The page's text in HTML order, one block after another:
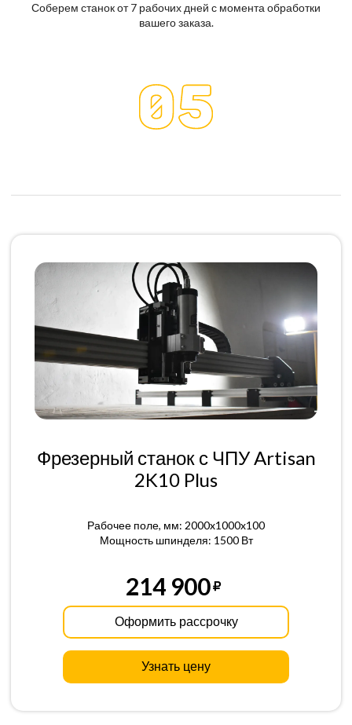
Соберем станок от 7 рабочих дней с момента обработки
вашего заказа.
Фрезерный станок с ЧПУ Artisan
2K10 Plus
Рабочее поле, мм: 2000x1000x100
Мощность шпинделя: 1500 Вт
214 900
Оформить рассрочку
Узнать цену